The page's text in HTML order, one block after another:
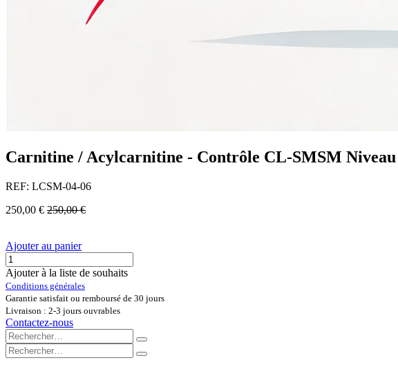
Carnitine / Acylcarnitine - Contrôle CL-SMSM
REF: LCSM-04-06
250,00 € 250,00€
Ajouter au panier
Ajouter à la liste de souhaits
Conditions générales
Garantie satisfait ou remboursé de 30 jours
Livraison : 2-3 jours ouvrables
Contactez-nous